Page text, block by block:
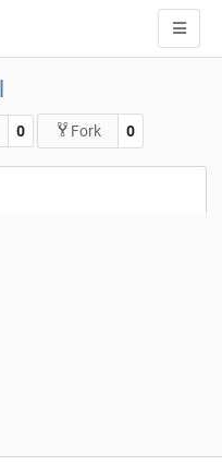
0 Fork 0